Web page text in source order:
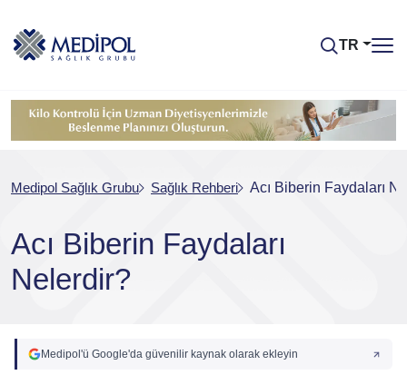
TR
Medipol Sağlık Grubu Sağlık Rehberi Acı Biberin Faydaları
Acı Biberin Faydaları
Nelerdir?
Medipol'ü Google'da güvenilir kaynak olarak ekleyin